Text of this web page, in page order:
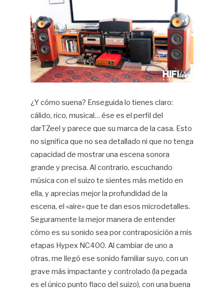
¿Y cómo suena? Enseguida lo tienes claro:
cálido, rico, musical… ése es el perfil del
darTZeel y parece que su marca de la casa. Esto
no significa que no sea detallado ni que no tenga
capacidad de mostrar una escena sonora
grande y precisa. Al contrario, escuchando
música con el suizo te sientes más metido en
ella, y aprecias mejor la profundidad de la
escena, el «aire» que te dan esos microdetalles.
Seguramente la mejor manera de entender
cómo es su sonido sea por contraposición a mis
etapas Hypex NC400. Al cambiar de uno a
otras, me llegó ese sonido familiar suyo, con un
grave más impactante y controlado (la pegada
es el único punto flaco del suizo), con una buena